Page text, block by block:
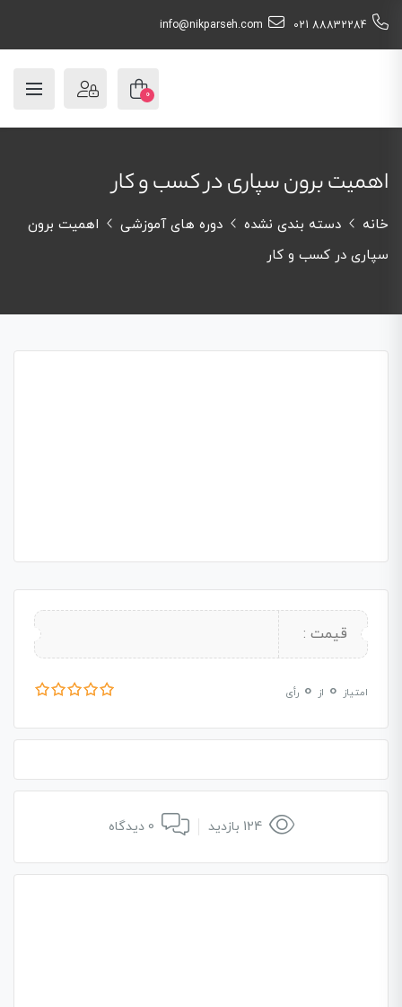
88832284 021
info@nikparseh.com
0
اهمیت برون سپاری در کسب و کار
خانه دسته بندی نشده دوره های آموزشی
اهمیت برون
سپاری در کسب و کار
قیمت :
امتیاز 0 از 0 رأی
124 بازدید